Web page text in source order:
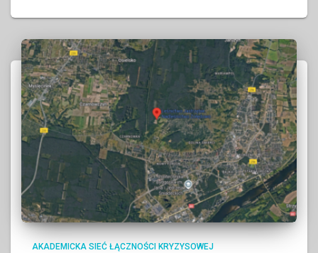
AKADEMICKA SIEĆ ŁĄCZNOŚCI KRYZYSOWEJ